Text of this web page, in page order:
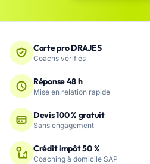
Carte pro DRAJES
Coachs vérifiés
Réponse 48 h
Mise en relation rapide
Devis 100 % gratuit
Sans engagement
Crédit impôt 50 %
Coaching à domicile SAP